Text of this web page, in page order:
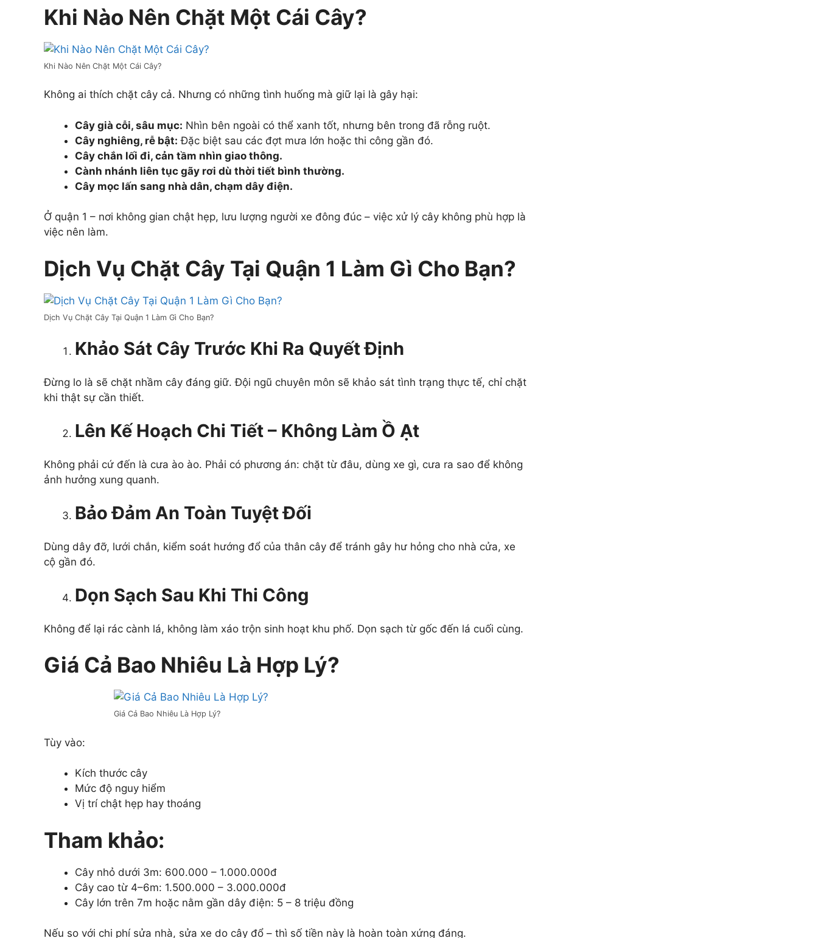
Khi Nào Nên Chặt Một Cái Cây?
Khi Nào Nên Chặt Một Cái Cây?
Không ai thích chặt cây cả. Nhưng có những tình huống mà giữ lại là gây hại:
Cây già cỗi, sâu mục: Nhìn bên ngoài có thể xanh tốt, nhưng bên trong đã rỗng ruột.
Cây nghiêng, rễ bật: Đặc biệt sau các đợt mưa lớn hoặc thi công gần đó.
Cây chắn lối đi, cản tầm nhìn giao thông.
Cành nhánh liên tục gãy rơi dù thời tiết bình thường.
Cây mọc lấn sang nhà dân, chạm dây điện.
Ở quận 1 – nơi không gian chật hẹp, lưu lượng người xe đông đúc – việc xử lý cây không phù hợp là
việc nên làm.
Dịch Vụ Chặt Cây Tại Quận 1 Làm Gì Cho Bạn?
Dịch Vụ Chặt Cây Tại Quận 1 Làm Gì Cho Bạn?
Khảo Sát Cây Trước Khi Ra Quyết Định
Đừng lo là sẽ chặt nhầm cây đáng giữ. Đội ngũ chuyên môn sẽ khảo sát tình trạng thực tế, chỉ chặt
khi thật sự cần thiết.
Lên Kế Hoạch Chi Tiết – Không Làm Ồ Ạt
Không phải cứ đến là cưa ào ào. Phải có phương án: chặt từ đâu, dùng xe gì, cưa ra sao để không
ảnh hưởng xung quanh.
Bảo Đảm An Toàn Tuyệt Đối
Dùng dây đỡ, lưới chắn, kiểm soát hướng đổ của thân cây để tránh gây hư hỏng cho nhà cửa, xe
cộ gần đó.
Dọn Sạch Sau Khi Thi Công
Không để lại rác cành lá, không làm xáo trộn sinh hoạt khu phố. Dọn sạch từ gốc đến lá cuối cùng.
Giá Cả Bao Nhiêu Là Hợp Lý?
Giá Cả Bao Nhiêu Là Hợp Lý?
Tùy vào:
Kích thước cây
Mức độ nguy hiểm
Vị trí chật hẹp hay thoáng
Tham khảo:
Cây nhỏ dưới 3m: 600.000 – 1.000.000đ
Cây cao từ 4–6m: 1.500.000 – 3.000.000đ
Cây lớn trên 7m hoặc nằm gần dây điện: 5 – 8 triệu đồng
Nếu so với chi phí sửa nhà, sửa xe do cây đổ – thì số tiền này là hoàn toàn xứng đáng.